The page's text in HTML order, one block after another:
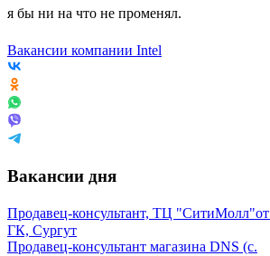
я бы ни на что не променял.
Вакансии компании Intel
Вакансии дня
Продавец-консультант, ТЦ "СитиМолл"от
ГК, Сургут
Продавец-консультант магазина DNS (с.